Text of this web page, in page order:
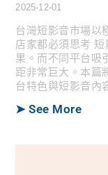
2025-12-01
台灣短影音市場以
店家都必須思考
果。而不同平台吸
距非常巨大。本篇
台特色與短影音內
➤ See More